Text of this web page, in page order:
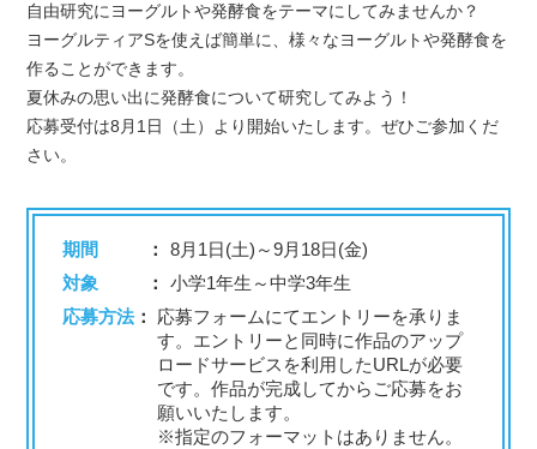
自由研究にヨーグルトや発酵食をテーマにしてみませんか？
ヨーグルティアSを使えば簡単に、様々なヨーグルトや発酵食を
作ることができます。
夏休みの思い出に発酵食について研究してみよう！
応募受付は8月1日（土）より開始いたします。ぜひご参加くだ
さい。
期間
8月1日(土)～9月18日(金)
対象
小学1年生～中学3年生
応募方法
応募フォームにてエントリーを承りま
す。エントリーと同時に作品のアップ
ロードサービスを利用したURLが必要
です。作品が完成してからご応募をお
願いいたします。
※指定のフォーマットはありません。